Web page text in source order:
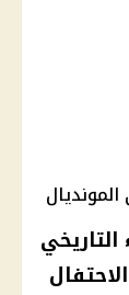
الاحتفال